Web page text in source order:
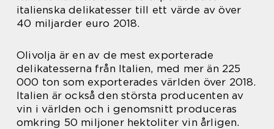
italienska delikatesser till ett värde av över
40 miljarder euro 2018.
Olivolja är en av de mest exporterade
delikatesserna från Italien, med mer än 225
000 ton som exporterades världen över 2018.
Italien är också den största producenten av
vin i världen och i genomsnitt produceras
omkring 50 miljoner hektoliter vin årligen.